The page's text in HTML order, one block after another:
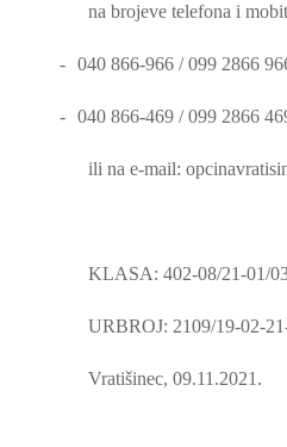
na brojeve telefona i
- 040 866-966 / 099 2866
- 040 866-469 / 099 2866
ili na e-mail:
KLASA: 402-08/21-01/
URBROJ: 2109/19-02-
Vratišinec, 09.11.2021.